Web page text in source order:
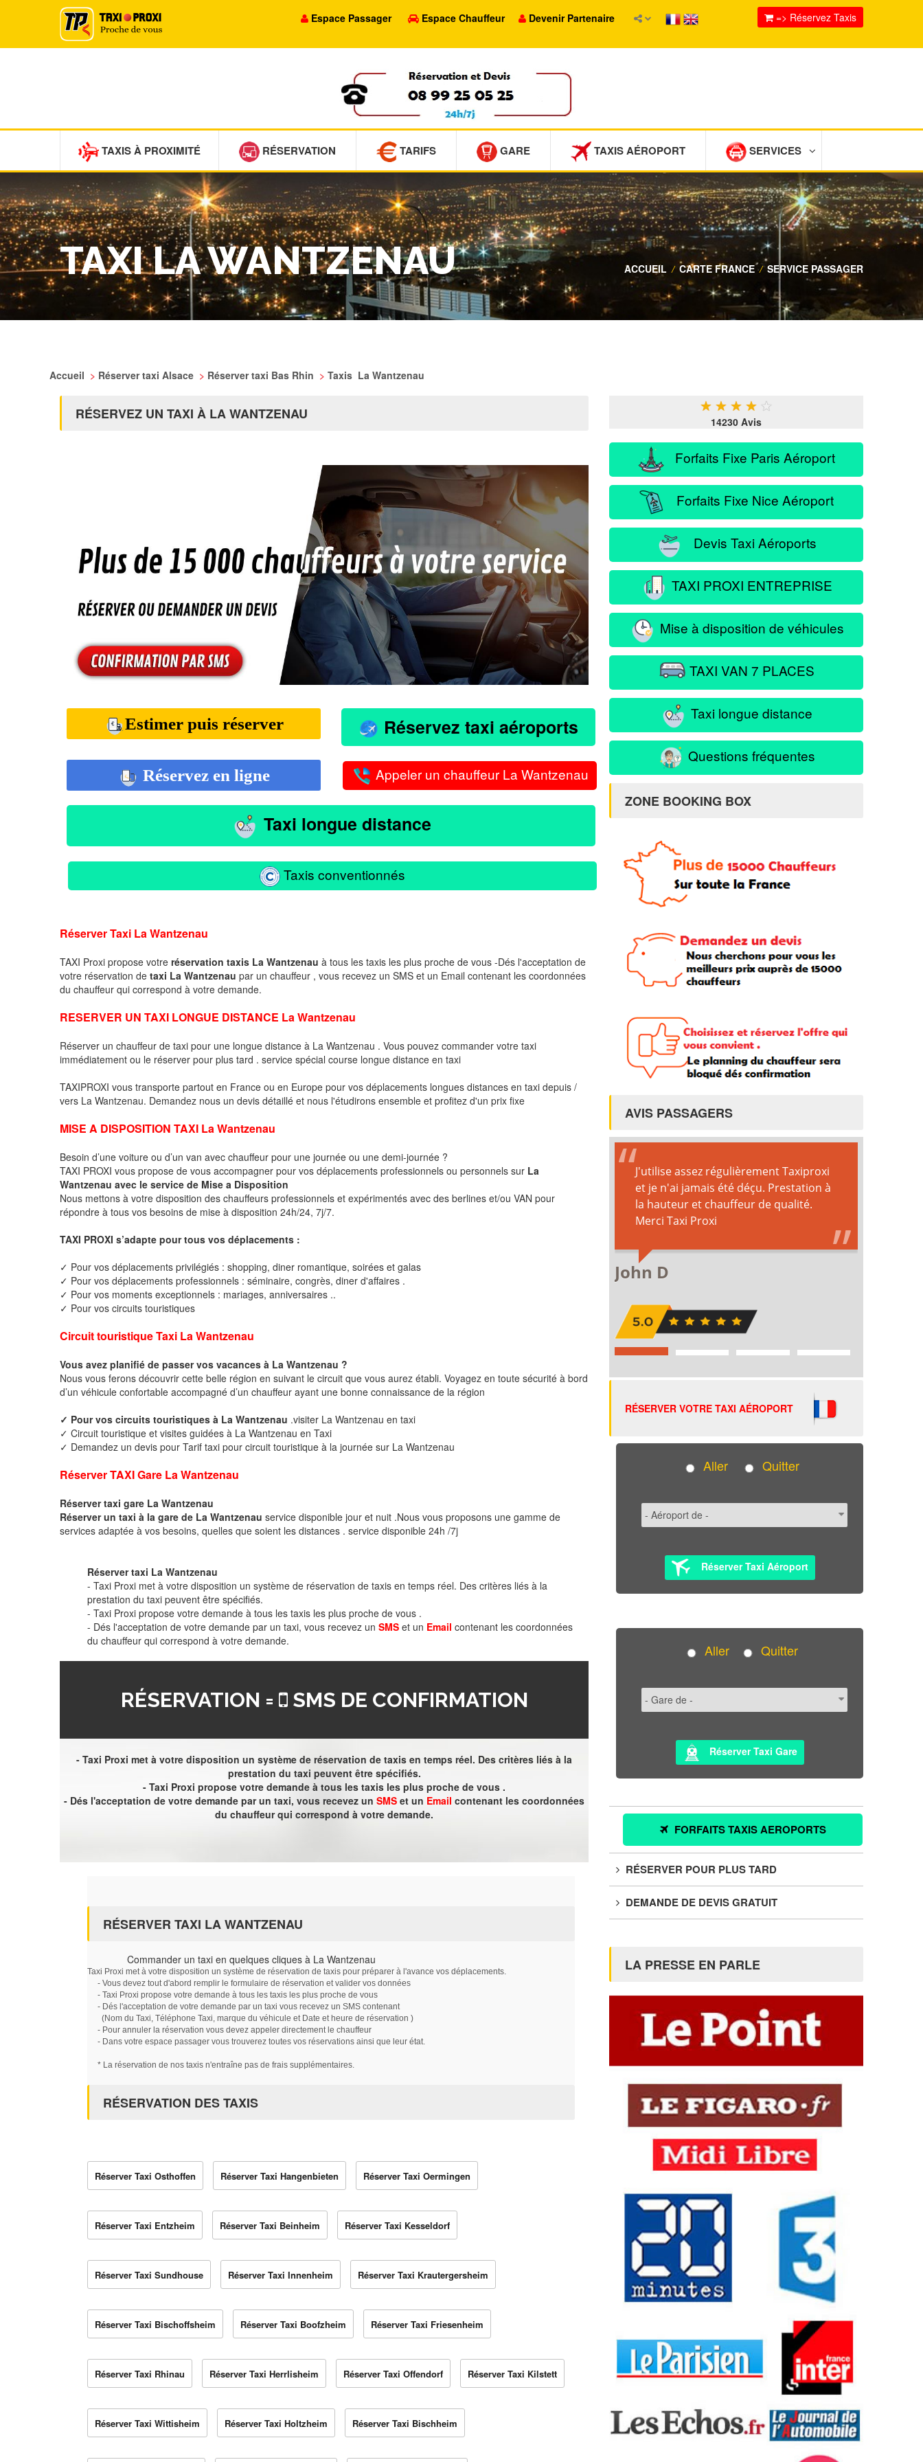
Espace Passager Espace Chauffeur Devenir Partenaire => Réservez Taxis
TAXIS À PROXIMITÉ RÉSERVATION TARIFS GARE TAXIS AÉROPORT SERVICES
TAXI LA WANTZENAU ACCUEIL / CARTE FRANCE / SERVICE PASSAGER
Accueil > Réserver taxi Alsace > Réserver taxi Bas Rhin > Taxis La Wantzenau
RÉSERVEZ UN TAXI À LA WANTZENAU
Estimer puis réserver Réservez taxi aéroports
Réservez en ligne Appeler un chauffeur La Wantzenau
Taxi longue distance
Taxis conventionnés
Réserver Taxi La Wantzenau
TAXI Proxi propose votre réservation taxis La Wantzenau à tous les taxis les plus proche de vous -Dés l'acceptation de
votre réservation de taxi La Wantzenau par un chauffeur , vous recevez un SMS et un Email contenant les coordonnées
du chauffeur qui correspond à votre demande.
RESERVER UN TAXI LONGUE DISTANCE La Wantzenau
Réserver un chauffeur de taxi pour une longue distance à La Wantzenau . Vous pouvez commander votre taxi
immédiatement ou le réserver pour plus tard . service spécial course longue distance en taxi
TAXIPROXI vous transporte partout en France ou en Europe pour vos déplacements longues distances en taxi depuis /
vers La Wantzenau. Demandez nous un devis détaillé et nous l'étudirons ensemble et profitez d'un prix fixe
MISE A DISPOSITION TAXI La Wantzenau
Besoin d’une voiture ou d’un van avec chauffeur pour une journée ou une demi-journée ?
TAXI PROXI vous propose de vous accompagner pour vos déplacements professionnels ou personnels sur La
Wantzenau avec le service de Mise a Disposition
Nous mettons à votre disposition des chauffeurs professionnels et expérimentés avec des berlines et/ou VAN pour
répondre à tous vos besoins de mise à disposition 24h/24, 7j/7.
TAXI PROXI s’adapte pour tous vos déplacements :
✓ Pour vos déplacements privilégiés : shopping, diner romantique, soirées et galas
✓ Pour vos déplacements professionnels : séminaire, congrès, diner d'affaires .
✓ Pour vos moments exceptionnels : mariages, anniversaires ..
✓ Pour vos circuits touristiques
Circuit touristique Taxi La Wantzenau
Vous avez planifié de passer vos vacances à La Wantzenau ?
Nous vous ferons découvrir cette belle région en suivant le circuit que vous aurez établi. Voyagez en toute sécurité à bord
d’un véhicule confortable accompagné d’un chauffeur ayant une bonne connaissance de la région
✓ Pour vos circuits touristiques à La Wantzenau .visiter La Wantzenau en taxi
✓ Circuit touristique et visites guidées à La Wantzenau en Taxi
✓ Demandez un devis pour Tarif taxi pour circuit touristique à la journée sur La Wantzenau
Réserver TAXI Gare La Wantzenau
Réserver taxi gare La Wantzenau
Réserver un taxi à la gare de La Wantzenau service disponible jour et nuit .Nous vous proposons une gamme de
services adaptée à vos besoins, quelles que soient les distances . service disponible 24h /7j
Réserver taxi La Wantzenau
- Taxi Proxi met à votre disposition un système de réservation de taxis en temps réel. Des critères liés à la
prestation du taxi peuvent être spécifiés.
- Taxi Proxi propose votre demande à tous les taxis les plus proche de vous .
- Dés l'acceptation de votre demande par un taxi, vous recevez un SMS et un Email contenant les coordonnées
du chauffeur qui correspond à votre demande.
RÉSERVATION = SMS DE CONFIRMATION
- Taxi Proxi met à votre disposition un système de réservation de taxis en temps réel. Des critères liés à la
prestation du taxi peuvent être spécifiés.
- Taxi Proxi propose votre demande à tous les taxis les plus proche de vous .
- Dés l'acceptation de votre demande par un taxi, vous recevez un SMS et un Email contenant les coordonnées
du chauffeur qui correspond à votre demande.
RÉSERVER TAXI LA WANTZENAU
Commander un taxi en quelques cliques à La Wantzenau
Taxi Proxi met à votre disposition un système de réservation de taxis pour préparer à l'avance vos déplacements.
- Vous devez tout d'abord remplir le formulaire de réservation et valider vos données
- Taxi Proxi propose votre demande à tous les taxis les plus proche de vous
- Dés l'acceptation de votre demande par un taxi vous recevez un SMS contenant
(Nom du Taxi, Téléphone Taxi, marque du véhicule et Date et heure de réservation )
- Pour annuler la réservation vous devez appeler directement le chauffeur
- Dans votre espace passager vous trouverez toutes vos réservations ainsi que leur état.
* La réservation de nos taxis n'entraîne pas de frais supplémentaires.
RÉSERVATION DES TAXIS
Réserver Taxi Osthoffen Réserver Taxi Hangenbieten Réserver Taxi Oermingen
Réserver Taxi Entzheim Réserver Taxi Beinheim Réserver Taxi Kesseldorf
Réserver Taxi Sundhouse Réserver Taxi Innenheim Réserver Taxi Krautergersheim
Réserver Taxi Bischoffsheim Réserver Taxi Boofzheim Réserver Taxi Friesenheim
Réserver Taxi Rhinau Réserver Taxi Herrlisheim Réserver Taxi Offendorf Réserver Taxi Kilstett
Réserver Taxi Wittisheim Réserver Taxi Holtzheim Réserver Taxi Bischheim
★ ★ ★ ★ ★
14230 Avis
Forfaits Fixe Paris Aéroport
Forfaits Fixe Nice Aéroport
Devis Taxi Aéroports
TAXI PROXI ENTREPRISE
Mise à disposition de véhicules
TAXI VAN 7 PLACES
Taxi longue distance
Questions fréquentes
ZONE BOOKING BOX
AVIS PASSAGERS
RÉSERVER VOTRE TAXI AÉROPORT
Aller Quitter
Réserver Taxi Aéroport
Aller Quitter
Réserver Taxi Gare
FORFAITS TAXIS AEROPORTS
RÉSERVER POUR PLUS TARD
DEMANDE DE DEVIS GRATUIT
LA PRESSE EN PARLE